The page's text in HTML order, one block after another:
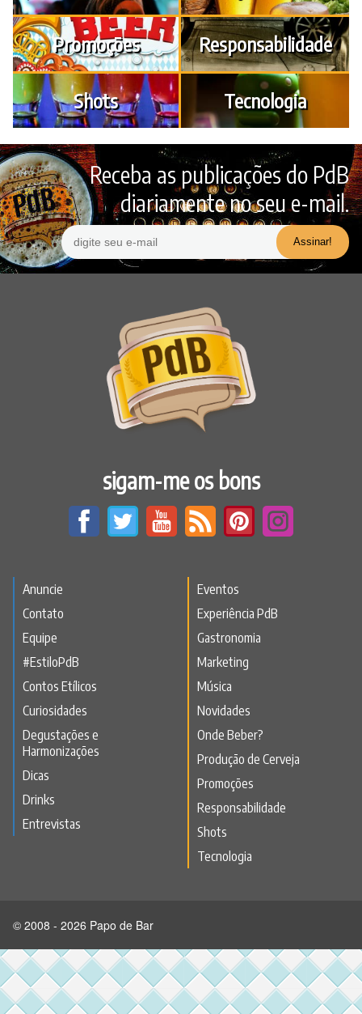
Promoções Responsabilidade
Shots Tecnologia
Receba as publicações do PdB
diariamente no seu e-mail.
sigam-me os bons
Anuncie
Contato
Equipe
#EstiloPdB
Contos Etílicos
Curiosidades
Degustações e
Harmonizações
Dicas
Drinks
Entrevistas
Eventos
Experiência PdB
Gastronomia
Marketing
Música
Novidades
Onde Beber?
Produção de Cerveja
Promoções
Responsabilidade
Shots
Tecnologia
© 2008 - 2026 Papo de Bar